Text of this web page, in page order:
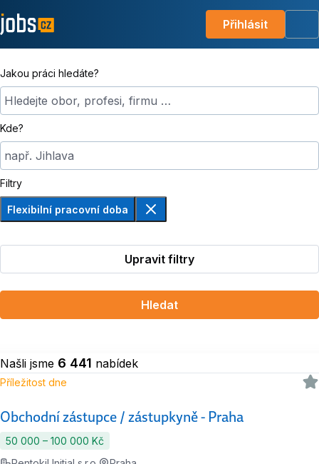
Přihlásit
Jakou práci hledáte?
Hledejte obor, profesi, firmu …
Kde?
např. Jihlava
Filtry
Flexibilní pracovní doba
Odebrat
Upravit filtry
Hledat
Našli jsme 6 441 nabídek
Obchodní zástupce / zástupkyně - Praha
Příležitost dne
50 000 ‍–‍ 100 000 Kč